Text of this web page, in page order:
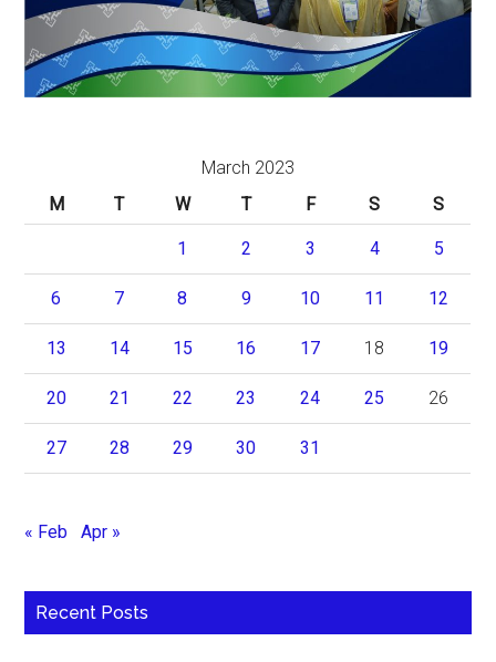
March 2023
M
T W T F S S
1 2 3 4 5
6 7 8 9 10 11 12
13 14 15 16 17 18 19
20 21 22 23 24 25 26
27 28 29 30 31
« Feb Apr »
Recent Posts